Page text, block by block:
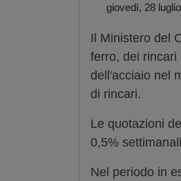
giovedì, 28
Il Ministero del
ferro, dei rincari
dell'acciaio nel
di rincari.
Le quotazioni
0,5%
Nel periodo in